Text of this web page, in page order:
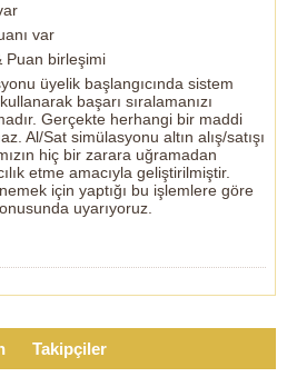
var
Puan birleşimi
üyelik başlangıcında sistem
başarı sıralamanızı
Gerçekte herhangi bir maddi
Al/Sat simülasyonu altın alış/satışı
hiç bir zarara uğramadan
etme amacıyla geliştirilmiştir.
için yaptığı bu işlemlere göre
uyarıyoruz.
Takipçiler